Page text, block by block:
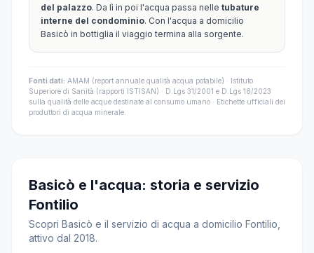
del palazzo. Da lì in poi l'acqua passa nelle tubature
interne del condominio. Con l'acqua a domicilio
Basicò in bottiglia il viaggio termina alla sorgente.
Fonti dati: AMAM (report annuale qualità acqua potabile) · Istituto
Superiore di Sanità (rapporti ISTISAN) · D.Lgs 31/2001 e D.Lgs 18/2023
sulla qualità delle acque destinate al consumo umano · Etichette ufficiali dei
produttori di acqua minerale.
Basicò e l'acqua: storia e servizio
Fontilio
Scopri Basicò e il servizio di acqua a domicilio Fontilio,
attivo dal 2018.